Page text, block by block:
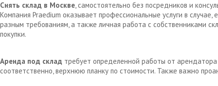
Снять склад в Москве, самостоятельно без посредников и
Компания Praedium оказывает профессиональные услуги в
разным требованиям, а также личная работа с собственниками
покупки.
Аренда под склад требует определенной работы от
соответственно, верхнюю планку по стоимости. Также важно